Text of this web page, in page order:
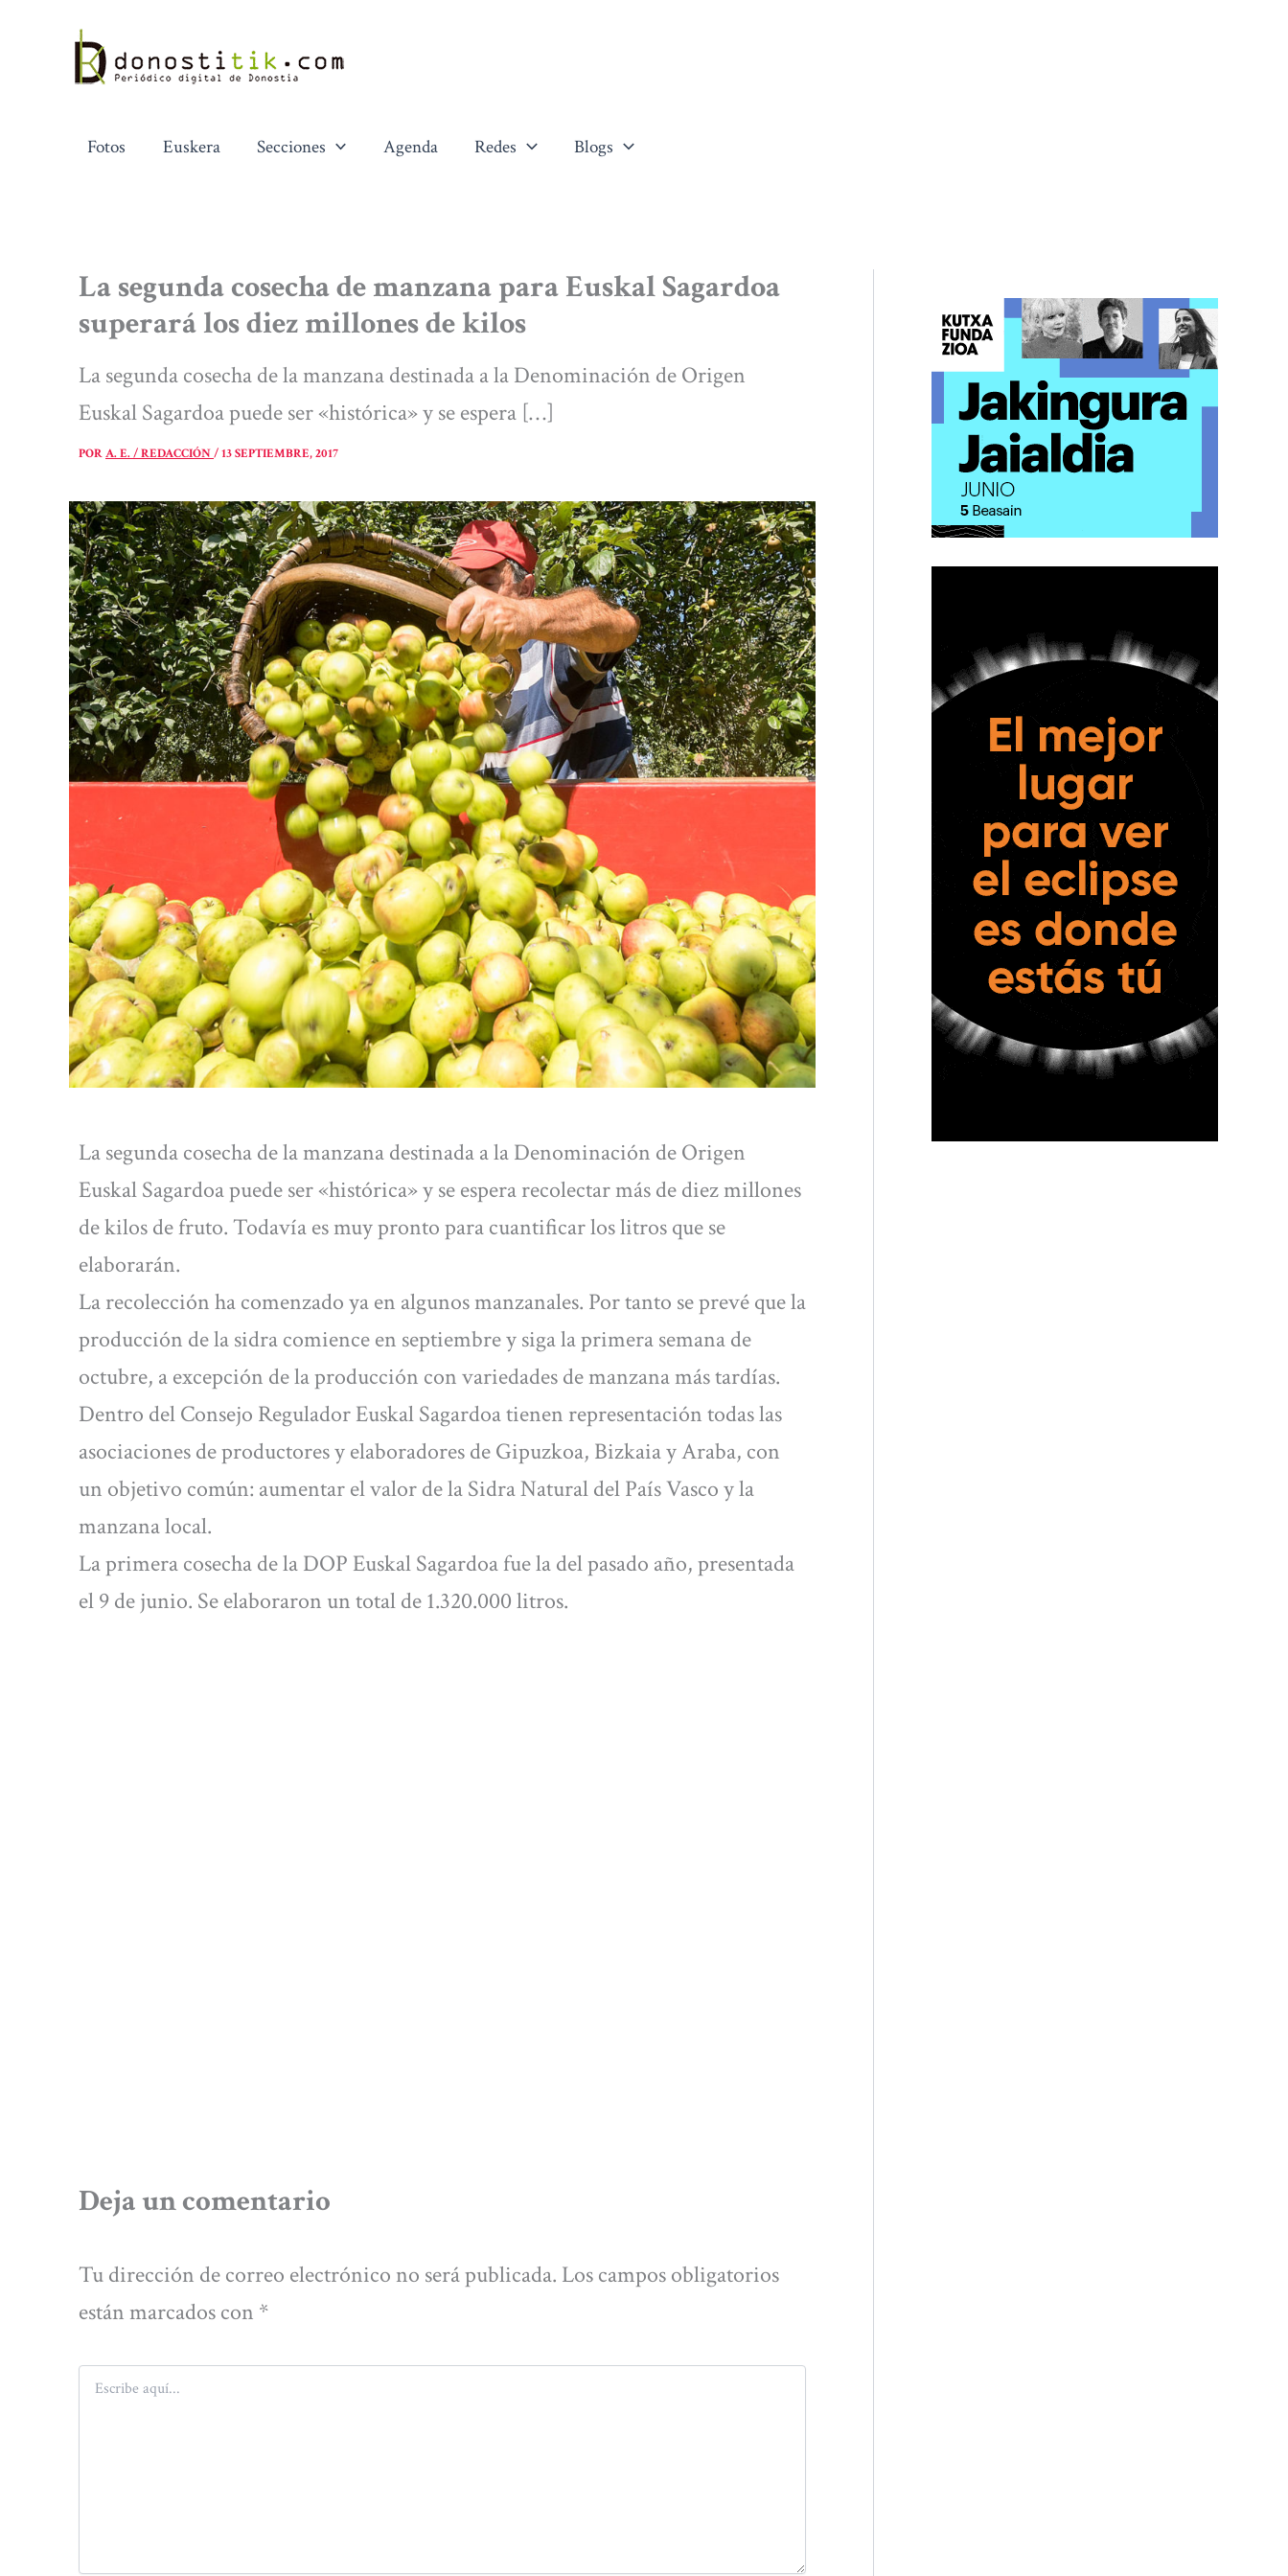
contenido
Fotos Euskera Secciones Agenda Redes Blogs
La segunda cosecha de manzana para Euskal Sagardoa
superará los diez millones de kilos
La segunda cosecha de la manzana destinada a la Denominación de Origen
Euskal Sagardoa puede ser «histórica» y se espera […]
PORA. E. / REDACCIÓN/13 SEPTIEMBRE, 2017
La segunda cosecha de la manzana destinada a la Denominación de Origen
Euskal Sagardoa puede ser «histórica» y se espera recolectar más de diez millones
de kilos de fruto. Todavía es muy pronto para cuantificar los litros que se
elaborarán.
La recolección ha comenzado ya en algunos manzanales. Por tanto se prevé que la
producción de la sidra comience en septiembre y siga la primera semana de
octubre, a excepción de la producción con variedades de manzana más tardías.
Dentro del Consejo Regulador Euskal Sagardoa tienen representación todas las
asociaciones de productores y elaboradores de Gipuzkoa, Bizkaia y Araba, con
un objetivo común: aumentar el valor de la Sidra Natural del País Vasco y la
manzana local.
La primera cosecha de la DOP Euskal Sagardoa fue la del pasado año, presentada
el 9 de junio. Se elaboraron un total de 1.320.000 litros.
Deja un comentario
Tu dirección de correo electrónico no será publicada. Los campos obligatorios
están marcados con *
Escribe
aquí...